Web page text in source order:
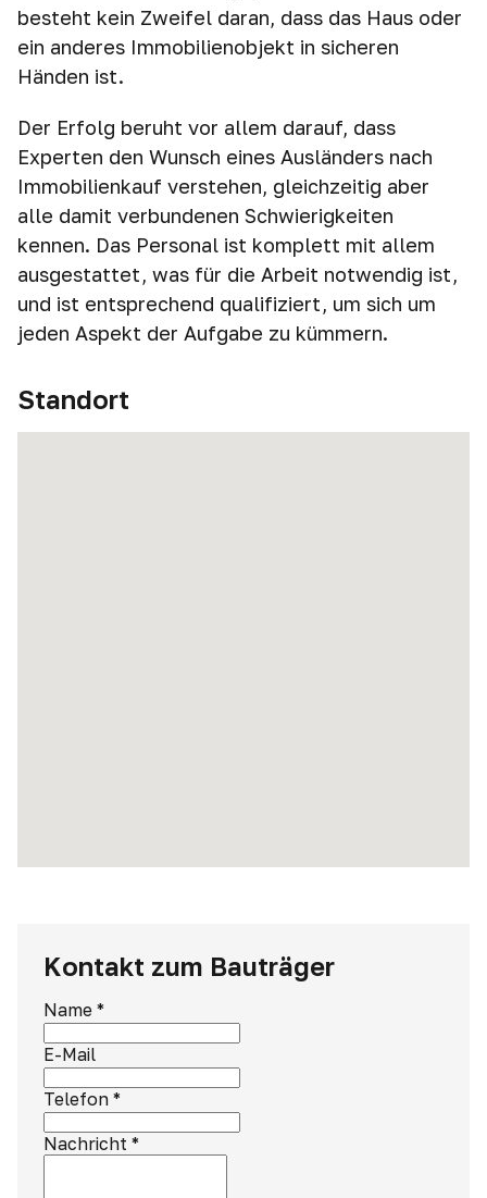
besteht kein Zweifel daran, dass das Haus oder
ein anderes Immobilienobjekt in sicheren
Händen ist.
Der Erfolg beruht vor allem darauf, dass
Experten den Wunsch eines Ausländers nach
Immobilienkauf verstehen, gleichzeitig aber
alle damit verbundenen Schwierigkeiten
kennen. Das Personal ist komplett mit allem
ausgestattet, was für die Arbeit notwendig ist,
und ist entsprechend qualifiziert, um sich um
jeden Aspekt der Aufgabe zu kümmern.
Standort
Kontakt zum Bauträger
Name *
E-Mail
Telefon *
Nachricht *